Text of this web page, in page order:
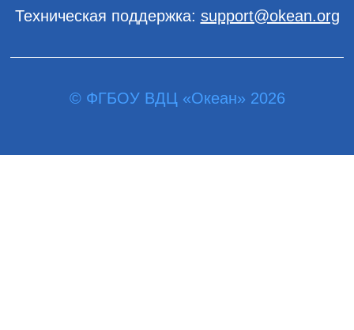
Техническая поддержка: support@okean.org
© ФГБОУ ВДЦ «Океан» 2026